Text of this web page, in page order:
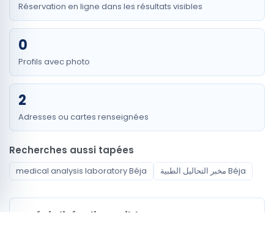
Réservation en ligne dans les résultats visibles
0
Profils avec photo
2
Adresses ou cartes renseignées
Recherches aussi tapées
medical analysis laboratory Béja مخبر التحاليل الطبية Béja
Spécialités disponibles